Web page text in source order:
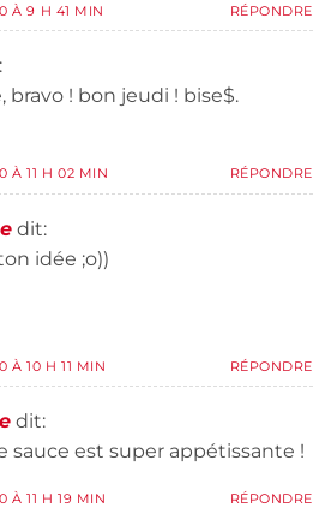
À 9 H 41 MIN RÉPONDRE
bravo ! bon jeudi ! bise$.
À 11 H 02 MIN RÉPONDRE
dit:
idée ;o))
À 10 H 11 MIN RÉPONDRE
dit:
sauce est super appétissante !
À 11 H 19 MIN RÉPONDRE